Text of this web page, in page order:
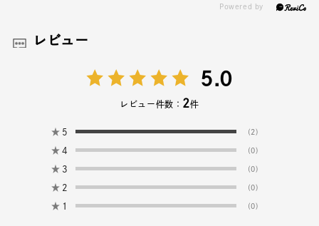
レビュー
5.0
レビュー件数： 2件
★ 5 (2)
★ 4 (0)
★ 3 (0)
★ 2 (0)
★ 1 (0)